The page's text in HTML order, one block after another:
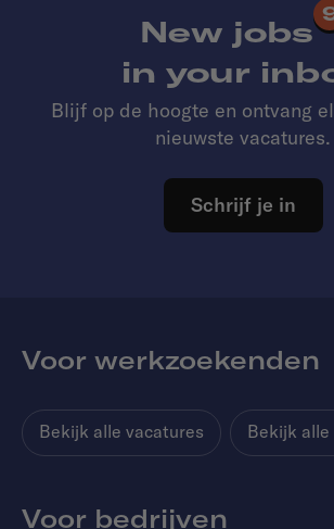
New jobs
in your
Blijf op de hoogte en ontvang
nieuwste vacatures.
Schrijf je in
Voor werkzoekenden
Bekijk alle vacatures Bekijk alle
Voor bedrijven